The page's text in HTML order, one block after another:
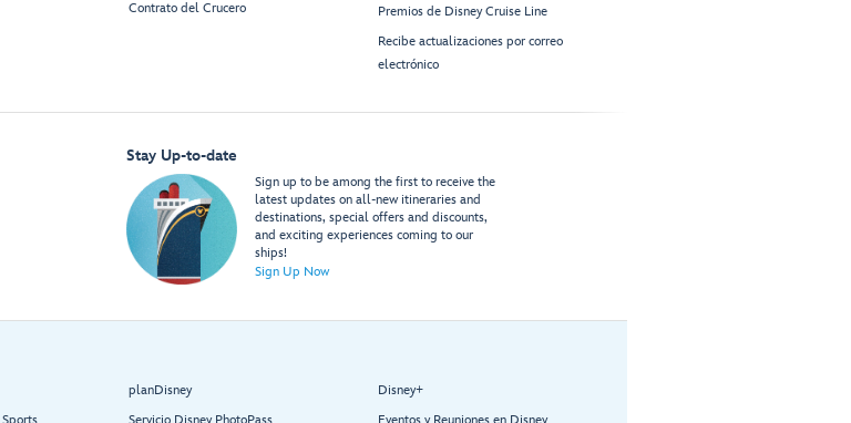
Contrato del Crucero
Premios de Disney Cruise Line
Recibe actualizaciones por correo
electrónico
Stay Up-to-date
Sign up to be among the first to receive the
latest updates on all-new itineraries and
destinations, special offers and discounts,
and exciting experiences coming to our
ships!
Sign Up Now
planDisney
Disney+